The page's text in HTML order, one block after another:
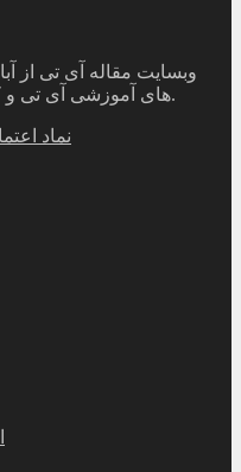
های آموزشی آی تی و کامپیوتر شروع به فعالیت کرده است.